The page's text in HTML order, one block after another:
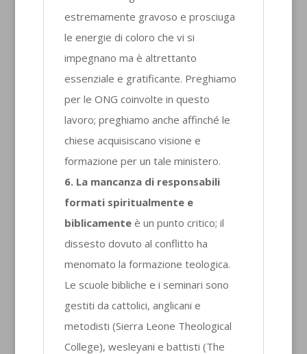
estremamente gravoso e prosciuga
le energie di coloro che vi si
impegnano ma è altrettanto
essenziale e gratificante. Preghiamo
per le ONG coinvolte in questo
lavoro; preghiamo anche affinché le
chiese acquisiscano visione e
formazione per un tale ministero.
6. La mancanza di responsabili
formati spiritualmente e
biblicamente è un punto critico; il
dissesto dovuto al conflitto ha
menomato la formazione teologica.
Le scuole bibliche e i seminari sono
gestiti da cattolici, anglicani e
metodisti (Sierra Leone Theological
College), wesleyani e battisti (The